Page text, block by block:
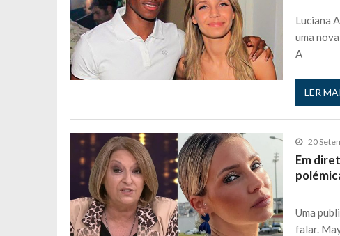
Maria Botelho Moniz coloca ‘pontos nos
Sara Santos fica em “pânico” durante
Filipe Delgado volta a imitar o instrutor e é
Gonçalo Quinaz CRITICA “dança” de
Catarina Miranda revela “cachet” após
PSP já tomou medidas em relação ao
Inês e Dylan divertem fãs com vídeo
Diogo ARRASA Ariana: “Tu sabias que eu
Nem vai acreditar na atual profissão do
Francisco Monteiro GASTAVA cerca de
Luciana
uma
A
LER
20
Em
Uma
falar.